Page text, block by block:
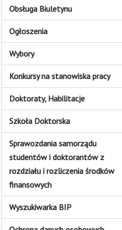
Obsługa Biuletynu
Ogłoszenia
Wybory
Konkursy na stanowiska pracy
Doktoraty, Habilitacje
Szkoła Doktorska
Sprawozdania samorządu
studentów i doktorantów z
rozdziału i rozliczenia środków
finansowych
Wyszukiwarka BIP